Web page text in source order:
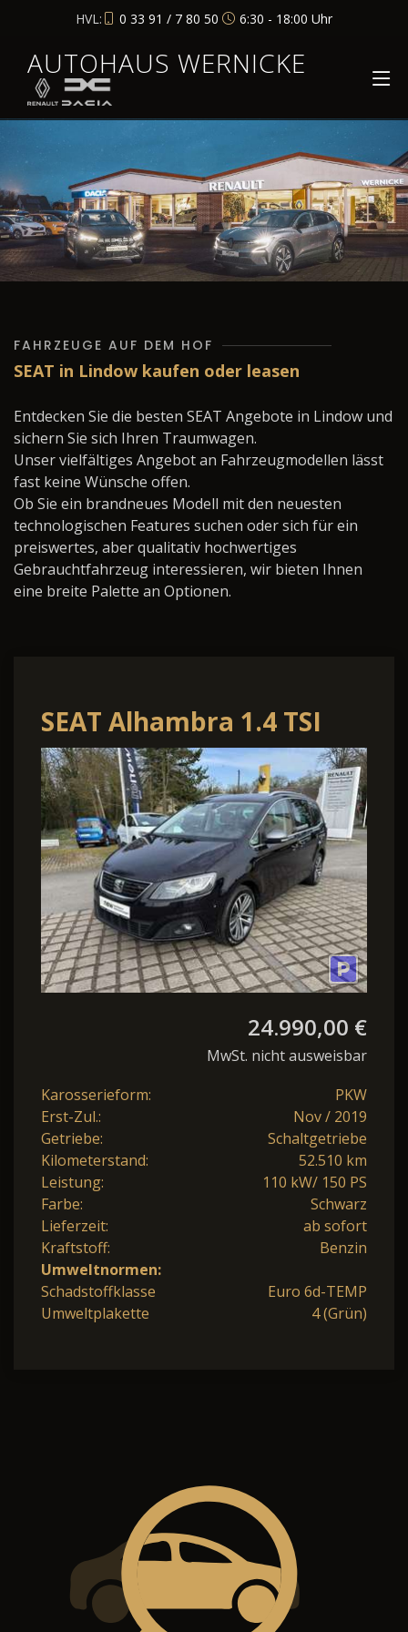
HVL: 0 33 91 / 7 80 50 6:30 - 18:00 Uhr
AUTOHAUS WERNICKE
FAHRZEUGE AUF DEM HOF
SEAT in Lindow kaufen oder leasen
Entdecken Sie die besten SEAT Angebote in Lindow und
sichern Sie sich Ihren Traumwagen.
Unser vielfältiges Angebot an Fahrzeugmodellen lässt
fast keine Wünsche offen.
Ob Sie ein brandneues Modell mit den neuesten
technologischen Features suchen oder sich für ein
preiswertes, aber qualitativ hochwertiges
Gebrauchtfahrzeug interessieren, wir bieten Ihnen
eine breite Palette an Optionen.
SEAT Alhambra 1.4 TSI
FR-Line S&S
24.990,00 €
MwSt. nicht ausweisbar
Karosserieform:
PKW
Erst-Zul.:
Nov / 2019
Getriebe:
Schaltgetriebe
Kilometerstand:
52.510 km
Leistung:
110 kW/ 150 PS
Farbe:
Schwarz
Lieferzeit:
ab sofort
Kraftstoff:
Benzin
Umweltnormen:
Schadstoffklasse
Euro 6d-TEMP
Umweltplakette
4 (Grün)